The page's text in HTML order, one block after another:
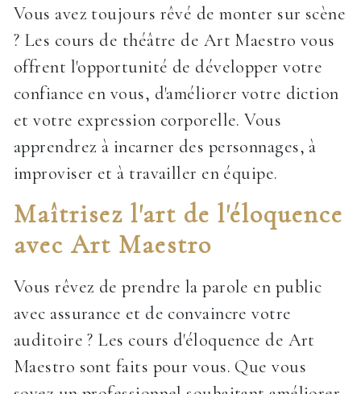
Vous avez toujours rêvé de monter sur scène
? Les cours de théâtre de Art Maestro vous
offrent l'opportunité de développer votre
confiance en vous, d'améliorer votre diction
et votre expression corporelle. Vous
apprendrez à incarner des personnages, à
improviser et à travailler en équipe.
Maîtrisez l'art de l'éloquence
avec Art Maestro
Vous rêvez de prendre la parole en public
avec assurance et de convaincre votre
auditoire ? Les cours d'éloquence de Art
Maestro sont faits pour vous. Que vous